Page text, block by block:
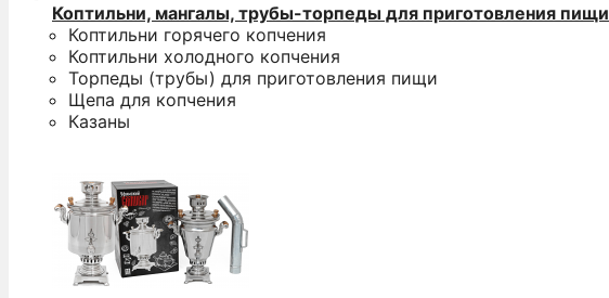
Коптильни, мангалы, трубы-торпеды для приготовления пищи
Коптильни горячего копчения
Коптильни холодного копчения
Торпеды (трубы) для приготовления пищи
Щепа для копчения
Казаны